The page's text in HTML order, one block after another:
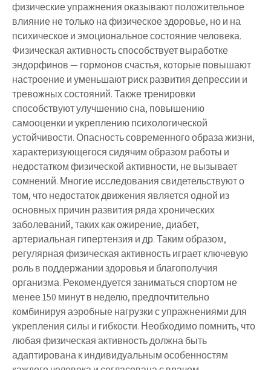
физические упражнения оказывают положительное
влияние не только на физическое здоровье, но и на
психическое и эмоциональное состояние человека.
Физическая активность способствует выработке
эндорфинов — гормонов счастья, которые повышают
настроение и уменьшают риск развития депрессии и
тревожных состояний. Также тренировки
способствуют улучшению сна, повышению
самооценки и укреплению психологической
устойчивости. Опасность современного образа жизни,
характеризующегося сидячим образом работы и
недостатком физической активности, не вызывает
сомнений. Многие исследования свидетельствуют о
том, что недостаток движения является одной из
основных причин развития ряда хронических
заболеваний, таких как ожирение, диабет,
артериальная гипертензия и др. Таким образом,
регулярная физическая активность играет ключевую
роль в поддержании здоровья и благополучия
организма. Рекомендуется заниматься спортом не
менее 150 минут в неделю, предпочтительно
комбинируя аэробные нагрузки с упражнениями для
укрепления силы и гибкости. Необходимо помнить, что
любая физическая активность должна быть
адаптирована к индивидуальным особенностям